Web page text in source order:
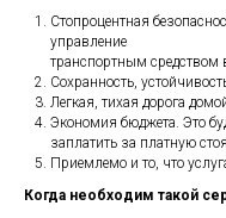
Стопроцентная
управление
транспортным средством
Сохранность,
Легкая, тихая дорога
Экономия бюджета. Это
заплатить за платную
Приемлемо и то, что
Когда необходим такой